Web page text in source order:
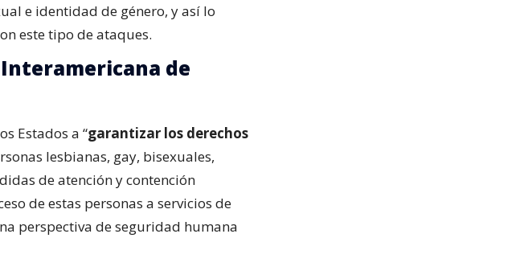
e identidad de género, y así lo
este tipo de ataques.
de
Estados a “garantizar los derechos
lesbianas, gay, bisexuales,
de atención y contención
de estas personas a servicios de
perspectiva de seguridad humana